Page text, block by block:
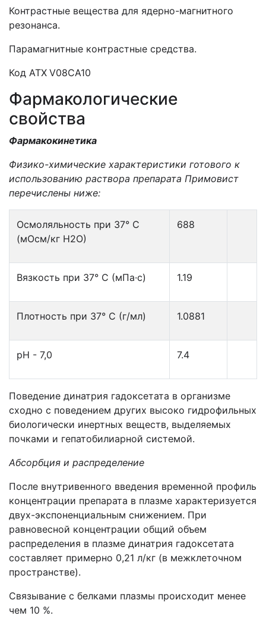
Контрастные вещества для ядерно-магнитного
резонанса.
Парамагнитные контрастные средства.
Код ATХ V08CA10
Фармакологические
свойства
Фармакокинетика
Физико-химические характеристики готового к
использованию раствора препарата Примовист
перечислены ниже:
Осмоляльность при 37° C
(мОсм/кг H2O)
688
Вязкость при 37° C (мПа·с) 1.19
Плотность при 37° C (г/мл) 1.0881
рН - 7,0 7.4
Поведение динатрия гадоксетата в организме
сходно с поведением других высоко гидрофильных
биологически инертных веществ, выделяемых
почками и гепатобилиарной системой.
Абсорбция и распределение
После внутривенного введения временной профиль
концентрации препарата в плазме характеризуется
двух-экспоненциальным снижением. При
равновесной концентрации общий объем
распределения в плазме динатрия гадоксетата
составляет примерно 0,21 л/кг (в межклеточном
пространстве).
Связывание с белками плазмы происходит менее
чем 10 %.